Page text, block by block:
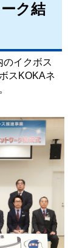
ク結
イクボス
スKOKAネ